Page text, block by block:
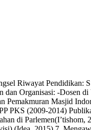
Riwayat Pendidikan:
Organisasi: -Dosen
Masjid
PKS (2009-2014)
di Parlemen(I’tishom,